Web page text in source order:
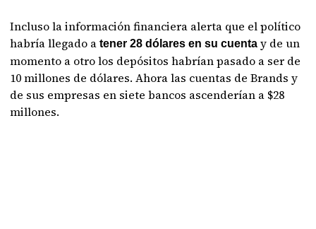
Incluso la información financiera alerta que el político
habría llegado atener 28 dólares en su cuentay de un
momento a otro los depósitos habrían pasado a ser de
10 millones de dólares. Ahora las cuentas de Brands y
de sus empresas en siete bancos ascenderían a $28
millones.